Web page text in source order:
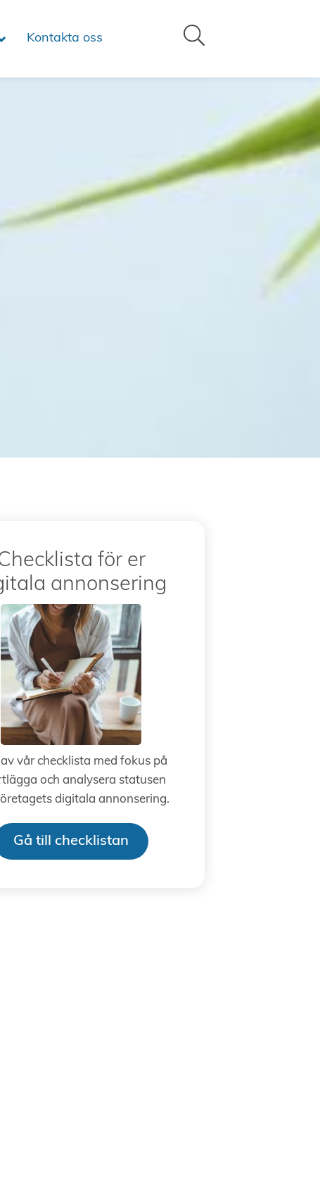
Kontakta oss
för er
annonsering
vår checklista med fokus på
och analysera statusen
digitala annonsering.
Gå till checklistan